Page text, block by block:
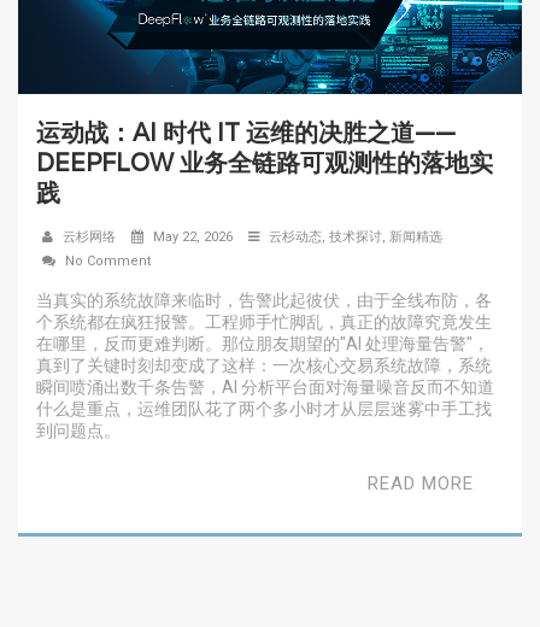
运动战：AI 时代 IT 运维的决胜之道——
DEEPFLOW 业务全链路可观测性的落地实
践
云杉网络 May 22, 2026 云杉动态, 技术探讨, 新闻精选
No Comment
当真实的系统故障来临时，告警此起彼伏，由于全线布防，各
个系统都在疯狂报警。工程师手忙脚乱，真正的故障究竟发生
在哪里，反而更难判断。那位朋友期望的"AI 处理海量告警"，
真到了关键时刻却变成了这样：一次核心交易系统故障，系统
瞬间喷涌出数千条告警，AI 分析平台面对海量噪音反而不知道
什么是重点，运维团队花了两个多小时才从层层迷雾中手工找
到问题点。
READ MORE